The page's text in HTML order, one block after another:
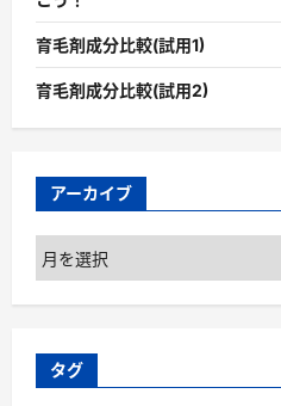
育毛剤成分比較(試用1)
育毛剤成分比較(試用2)
アーカイブ
ア
ー
カ
ブ
タグ